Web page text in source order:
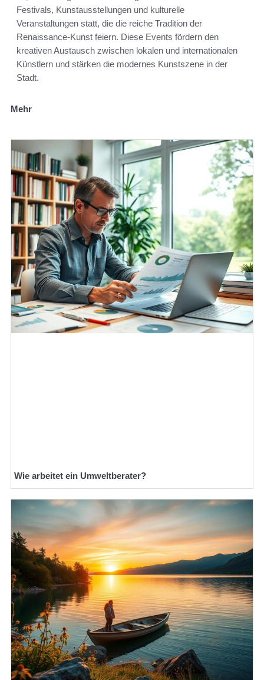
Festivals, Kunstausstellungen und kulturelle
Veranstaltungen statt, die die reiche Tradition der
Renaissance-Kunst feiern. Diese Events fördern den
kreativen Austausch zwischen lokalen und internationalen
Künstlern und stärken die modernes Kunstszene in der
Stadt.
Mehr
Wie arbeitet ein Umweltberater?